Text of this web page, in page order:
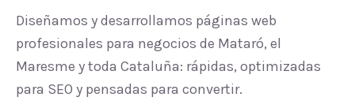
Diseñamos y desarrollamos páginas web
profesionales para negocios de Mataró, el
Maresme y toda Cataluña: rápidas, optimizadas
para SEO y pensadas para convertir.